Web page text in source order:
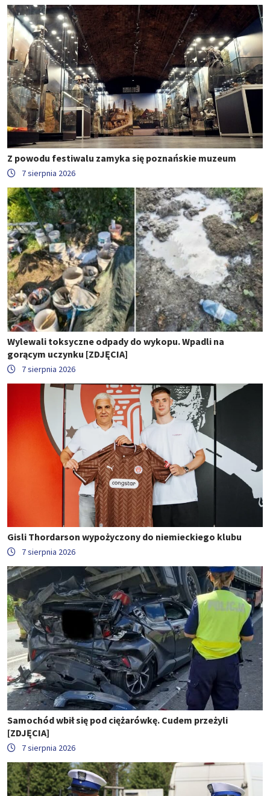
Z powodu festiwalu zamyka się poznańskie muzeum
7 sierpnia 2026
Wylewali toksyczne odpady do wykopu. Wpadli na
gorącym uczynku [ZDJĘCIA]
7 sierpnia 2026
Gisli Thordarson wypożyczony do niemieckiego klubu
7 sierpnia 2026
Samochód wbił się pod ciężarówkę. Cudem przeżyli
[ZDJĘCIA]
7 sierpnia 2026